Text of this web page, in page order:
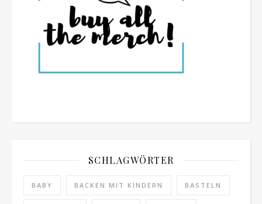
SCHLAGWÖRTER
BABY BACKEN MIT KINDERN BASTELN